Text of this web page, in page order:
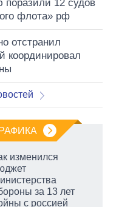
поразили 12 судов
флота» рф
отстранил
координировал
изменился
за 13 лет
с россией